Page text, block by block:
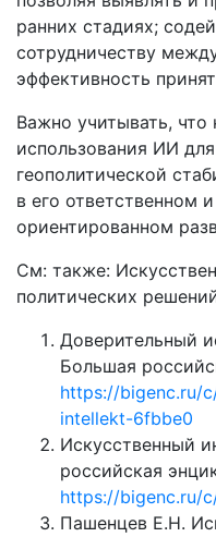
ранних стадиях;
сотрудничеству
эффективность
Важно учитывать,
использования ИИ
геополитической
в его ответственном
ориентированном
См: также:
политических
Доверительный
Большая
https://bigenc.ru/
intellekt-6fbbe0
Искусственный
российская
https://bigenc.ru/
Пашенцев Е.Н.